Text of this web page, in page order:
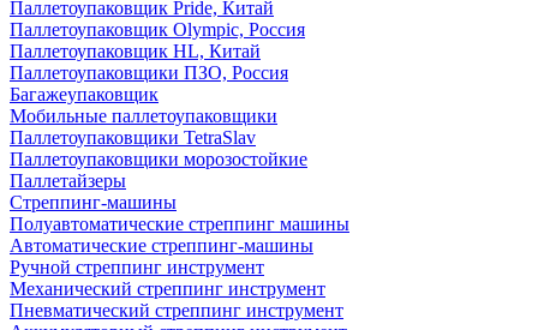
Паллетоупаковщик Pride, Китай
Паллетоупаковщик Olympic, Россия
Паллетоупаковщик HL, Китай
Паллетоупаковщики ПЗО, Россия
Багажеупаковщик
Мобильные паллетоупаковщики
Паллетоупаковщики TetraSlav
Паллетоупаковщики морозостойкие
Паллетайзеры
Стреппинг-машины
Полуавтоматические стреппинг машины
Автоматические стреппинг-машины
Ручной стреппинг инструмент
Механический стреппинг инструмент
Пневматический стреппинг инструмент